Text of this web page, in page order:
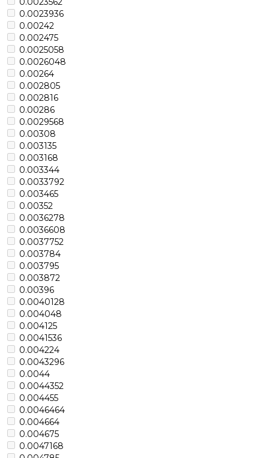
0.0023936
0.00242
0.002475
0.0025058
0.0026048
0.00264
0.002805
0.002816
0.00286
0.0029568
0.00308
0.003135
0.003168
0.003344
0.0033792
0.003465
0.00352
0.0036278
0.0036608
0.0037752
0.003784
0.003795
0.003872
0.00396
0.0040128
0.004048
0.004125
0.0041536
0.004224
0.0043296
0.0044
0.0044352
0.004455
0.0046464
0.004664
0.004675
0.0047168